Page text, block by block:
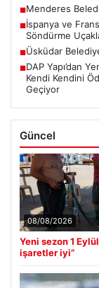
■Menderes
■İspanya ve
Söndürme
■Üsküdar
■DAP Yapı’dan
Kendi Kendini
Geçiyor
Güncel
08/08/2026
Yeni sezon 1
işaretler iyi”